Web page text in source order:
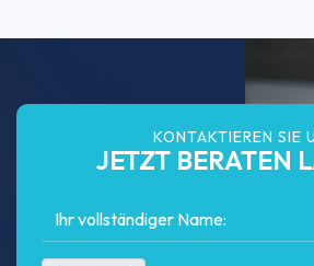
KONTAKTIEREN SIE
JETZT BERATEN